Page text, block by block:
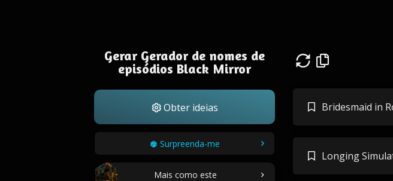
Gerar Gerador de nomes de
episódios Black Mirror
Obter ideias
Surpreenda-me
Mais como este
Bridesmaid in
Longing